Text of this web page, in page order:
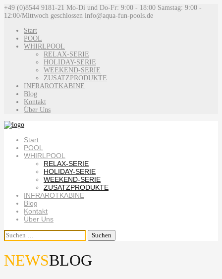
+49 (0)8544 9181-21 Mo-Di und Do-Fr: 9:00 - 18:00 Samstag: 9:00 -
12:00/Mittwoch geschlossen info@aqua-fun-pools.de
Start
POOL
WHIRLPOOL
RELAX-SERIE
HOLIDAY-SERIE
WEEKEND-SERIE
ZUSATZPRODUKTE
INFRAROTKABINE
Blog
Kontakt
Über Uns
Start
POOL
WHIRLPOOL
RELAX-SERIE
HOLIDAY-SERIE
WEEKEND-SERIE
ZUSATZPRODUKTE
INFRAROTKABINE
Blog
Kontakt
Über Uns
Suchen
nach:
NEWSBLOG